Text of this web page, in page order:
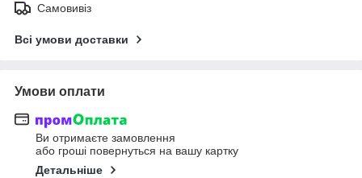
Самовивіз
Всі умови доставки
Умови оплати
Ви отримаєте замовлення
або гроші повернуться на вашу картку
Детальніше